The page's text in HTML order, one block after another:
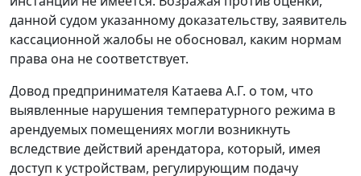
данной судом указанному доказательству, заявитель
кассационной жалобы не обосновал, каким нормам
права она не соответствует.
Довод предпринимателя Катаева А.Г. о том, что
выявленные нарушения температурного режима в
арендуемых помещениях могли возникнуть
вследствие действий арендатора, который, имея
доступ к устройствам, регулирующим подачу